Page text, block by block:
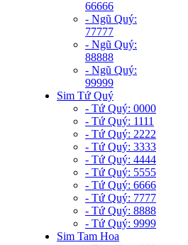
66666
- Ngũ Quý:
77777
- Ngũ Quý:
88888
- Ngũ Quý:
99999
Sim Tứ Quý
- Tứ Quý: 0000
- Tứ Quý: 1111
- Tứ Quý: 2222
- Tứ Quý: 3333
- Tứ Quý: 4444
- Tứ Quý: 5555
- Tứ Quý: 6666
- Tứ Quý: 7777
- Tứ Quý: 8888
- Tứ Quý: 9999
Sim Tam Hoa